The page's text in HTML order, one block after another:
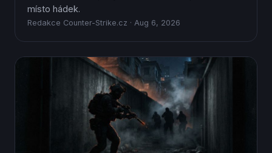
místo hádek.
Redakce Counter-Strike.cz · Aug 6, 2026